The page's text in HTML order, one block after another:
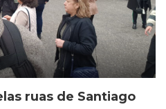
ruas de Santiago